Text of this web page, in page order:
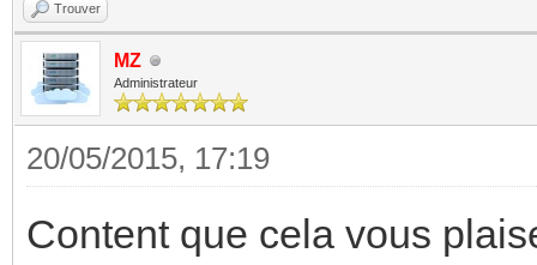
Trouver
MZ
Administrateur
20/05/2015, 17:19
Content que cela vous